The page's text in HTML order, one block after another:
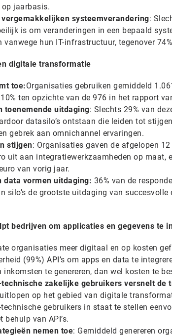
op jaarbasis.
systeemverandering:
is om veranderingen in een bepaald
hun IT-infrastructuur, tegenover
digitale transformatie
toe:Organisaties gebruiken gemiddeld
ten opzichte van de 976 in het rapport
toenemende uitdaging: Slechts 29% van
datasilo’s ontstaan die leiden tot
gebrek aan omnichannel ervaringen.
stijgen: Organisaties gaven de afgelopen
uit aan integratiewerkzaamheden op maat,
van vorig jaar.
data vormen uitdaging: 36% van de
silo’s de grootste uitdaging van succesvolle
bedrijven om applicaties en gegevens te
organisaties meer digitaal en op kosten
(99%) API’s om apps en data te
te genereren, dan wel kosten te
zakelijke gebruikers versnelt de
op het gebied van digitale
gebruikers in staat te stellen
van API’s.
nemen toe: Gemiddeld genereren